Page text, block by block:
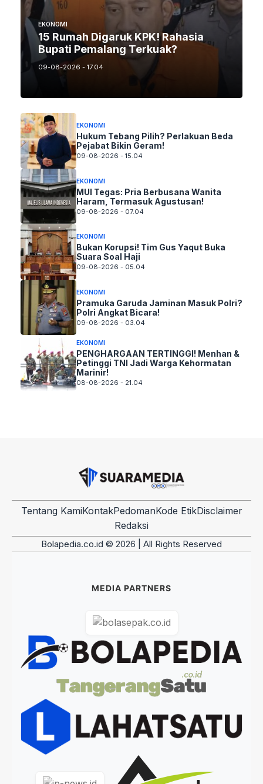
EKONOMI
15 Rumah Digaruk KPK! Rahasia
Bupati Pemalang Terkuak?
09-08-2026 - 17.04
EKONOMI
Hukum Tebang Pilih? Perlakuan Beda
Pejabat Bikin Geram!
09-08-2026 - 15.04
EKONOMI
MUI Tegas: Pria Berbusana Wanita
Haram, Termasuk Agustusan!
09-08-2026 - 07.04
EKONOMI
Bukan Korupsi! Tim Gus Yaqut Buka
Suara Soal Haji
09-08-2026 - 05.04
EKONOMI
Pramuka Garuda Jaminan Masuk Polri?
Polri Angkat Bicara!
09-08-2026 - 03.04
EKONOMI
PENGHARGAAN TERTINGGI! Menhan &
Petinggi TNI Jadi Warga Kehormatan
Marinir!
08-08-2026 - 21.04
Tentang KamiKontakPedomanKode EtikDisclaimer
Redaksi
Bolapedia.co.id © 2026 | All Rights Reserved
MEDIA PARTNERS